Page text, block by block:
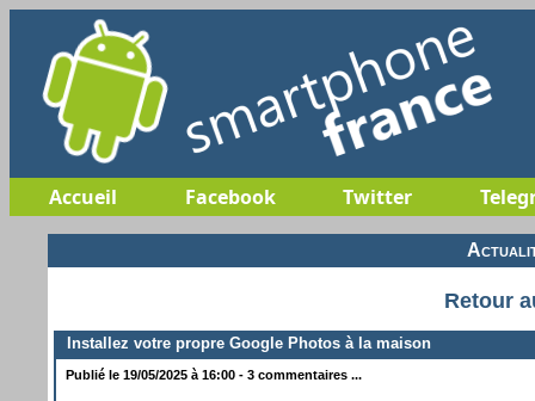
Accueil Facebook Twitter
Retour
Installez votre propre Google Photos à la maison
Publié le 19/05/2025 à 16:00 - 3 commentaires ...